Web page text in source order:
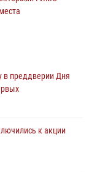
в детских
участие в акции
экипажи
преддверии Дня
к акции